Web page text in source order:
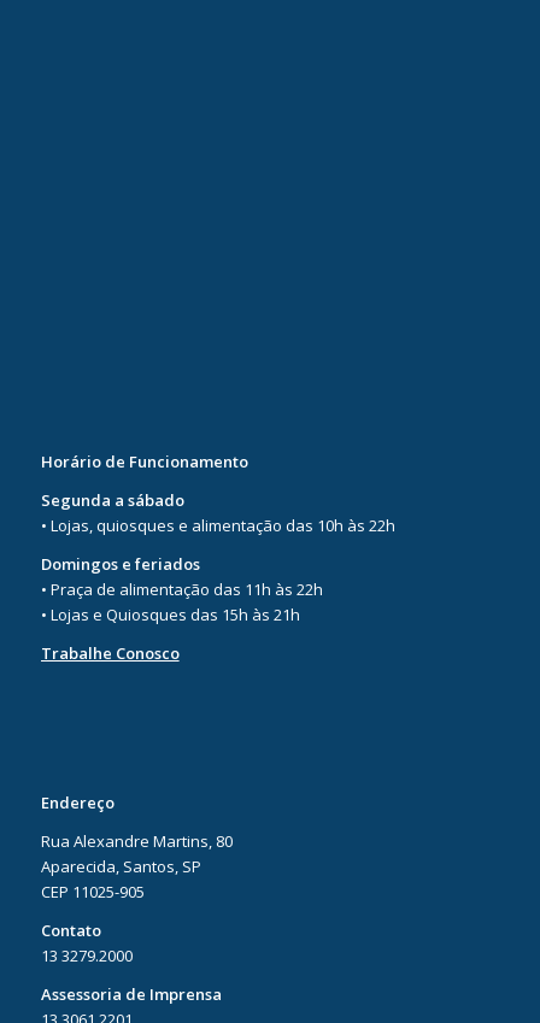
Horário de Funcionamento
Segunda a sábado
• Lojas, quiosques e alimentação das 10h às 22h
Domingos e feriados
• Praça de alimentação das 11h às 22h
• Lojas e Quiosques das 15h às 21h
Trabalhe Conosco
Endereço
Rua Alexandre Martins, 80
Aparecida, Santos, SP
CEP 11025-905
Contato
13 3279.2000
Assessoria de Imprensa